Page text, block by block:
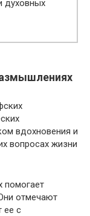
духовных
вдохновения и
вопросах жизни
помогает
отмечают
ее с